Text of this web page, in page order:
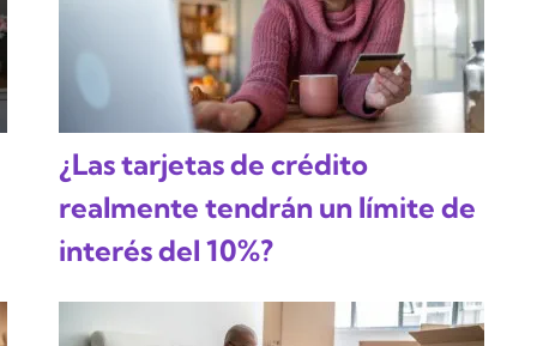
¿Las tarjetas de crédito
realmente tendrán un límite de
interés del 10%?